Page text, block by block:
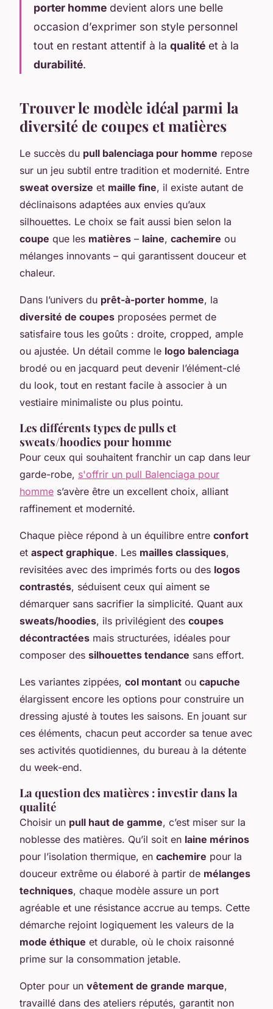
porter homme devient alors une belle
occasion d’exprimer son style personnel
tout en restant attentif à la qualité et à la
durabilité.
Trouver le modèle idéal parmi la
diversité de coupes et matières
Le succès du pull balenciaga pour homme repose
sur un jeu subtil entre tradition et modernité. Entre
sweat oversize et maille fine, il existe autant de
déclinaisons adaptées aux envies qu’aux
silhouettes. Le choix se fait aussi bien selon la
coupe que les matières – laine, cachemire ou
mélanges innovants – qui garantissent douceur et
chaleur.
Dans l’univers du prêt-à-porter homme, la
diversité de coupes proposées permet de
satisfaire tous les goûts : droite, cropped, ample
ou ajustée. Un détail comme le logo balenciaga
brodé ou en jacquard peut devenir l’élément-clé
du look, tout en restant facile à associer à un
vestiaire minimaliste ou plus pointu.
Les différents types de pulls et
sweats/hoodies pour homme
Pour ceux qui souhaitent franchir un cap dans leur
garde-robe, s'offrir un pull Balenciaga pour
homme s’avère être un excellent choix, alliant
raffinement et modernité.
Chaque pièce répond à un équilibre entre confort
et aspect graphique. Les mailles classiques,
revisitées avec des imprimés forts ou des logos
contrastés, séduisent ceux qui aiment se
démarquer sans sacrifier la simplicité. Quant aux
sweats/hoodies, ils privilégient des coupes
décontractées mais structurées, idéales pour
composer des silhouettes tendance sans effort.
Les variantes zippées, col montant ou capuche
élargissent encore les options pour construire un
dressing ajusté à toutes les saisons. En jouant sur
ces éléments, chacun peut accorder sa tenue avec
ses activités quotidiennes, du bureau à la détente
du week-end.
La question des matières : investir dans la
qualité
Choisir un pull haut de gamme, c’est miser sur la
noblesse des matières. Qu’il soit en laine mérinos
pour l’isolation thermique, en cachemire pour la
douceur extrême ou élaboré à partir de mélanges
techniques, chaque modèle assure un port
agréable et une résistance accrue au temps. Cette
démarche rejoint logiquement les valeurs de la
mode éthique et durable, où le choix raisonné
prime sur la consommation jetable.
Opter pour un vêtement de grande marque,
travaillé dans des ateliers réputés, garantit non